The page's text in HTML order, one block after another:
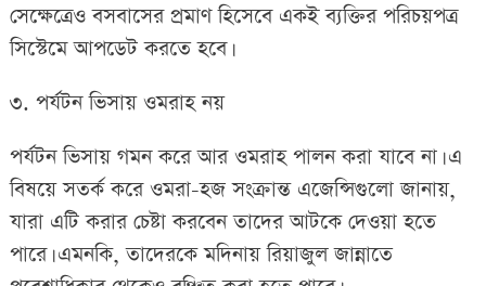
সেক্ষেত্রেও বসবাসের প্রমাণ হিসেবে একই ব্যক্তির পরিচয়পত্র
সিস্টেমে আপডেট করতে হবে।
৩. পর্যটন ভিসায় ওমরাহ নয়
পর্যটন ভিসায় গমন করে আর ওমরাহ পালন করা যাবে না। এ
বিষয়ে সতর্ক করে ওমরা-হজ সংক্রান্ত এজেন্সিগুলো জানায়,
যারা এটি করার চেষ্টা করবেন তাদের আটকে দেওয়া হতে
পারে। এমনকি, তাদেরকে মদিনায় রিয়াজুল জান্নাতে